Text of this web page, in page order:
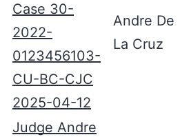
Case 30-
2022-
0123456103-
CU-BC-CJC
2025-04-12
Andre De
La Cruz
Judge Andre